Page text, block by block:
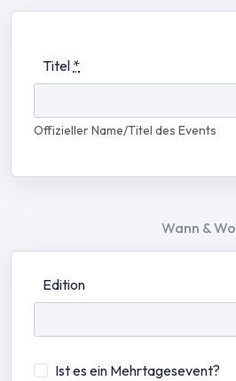
Titel *
Offizieller Name/Titel des Events
Wann & Wo
Edition
Ist es ein Mehrtagesevent?